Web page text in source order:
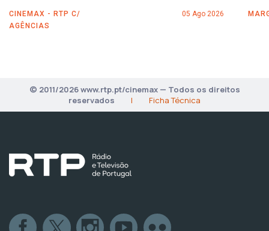
CINEMAX - RTP C/
AGÊNCIAS
05 Ago 2026
© 2011/2026 www.rtp.pt/cinemax — Todos os direitos
reservados
| Ficha Técnica